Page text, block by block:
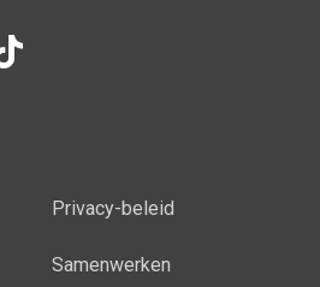
Privacy-beleid
Samenwerken